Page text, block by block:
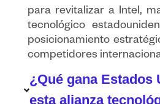
para revitalizar a Intel,
tecnológico
posicionamiento
competidores
¿Qué gana Estados
esta alianza